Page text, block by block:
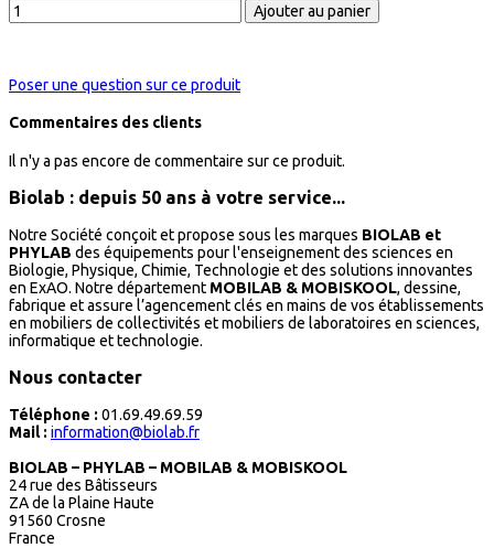
Poser une question sur ce produit
Commentaires des clients
Il n'y a pas encore de commentaire sur ce produit.
Biolab : depuis 50 ans à votre service...
Notre Société conçoit et propose sous les marques BIOLAB et
PHYLAB des équipements pour l'enseignement des sciences en
Biologie, Physique, Chimie, Technologie et des solutions innovantes
en ExAO. Notre département MOBILAB & MOBISKOOL, dessine,
fabrique et assure l’agencement clés en mains de vos établissements
en mobiliers de collectivités et mobiliers de laboratoires en sciences,
informatique et technologie.
Nous contacter
Téléphone : 01.69.49.69.59
Mail : information@biolab.fr
BIOLAB – PHYLAB – MOBILAB & MOBISKOOL
24 rue des Bâtisseurs
ZA de la Plaine Haute
91560 Crosne
France